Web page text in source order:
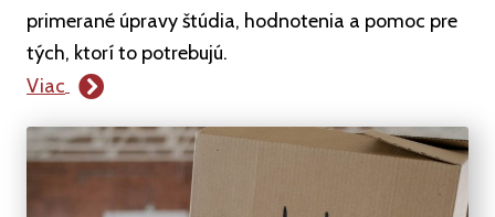
primerané úpravy štúdia, hodnotenia a pomoc pre
tých, ktorí to potrebujú.
Viac